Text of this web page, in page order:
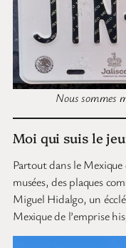
Nous sommes
Moi qui suis le
Partout dans le
musées, des plaques
Miguel Hidalgo, un
Mexique de l’emprise